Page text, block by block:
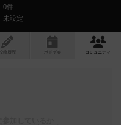
0件
未設定
投稿履歴 ボ ドゲ コミュニティ